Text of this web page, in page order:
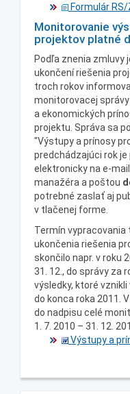
Formulár
Monitorovanie
projektov platné
Podľa znenia zmluvy
ukončení riešenia
troch rokov
monitorovacej
a ekonomických
projektu. Správa sa
"Výstupy a prínosy
predchádzajúci rok
elektronicky na e-
manažéra a poštou
potrebné zaslať aj
v tlačenej forme.
Termín
ukončenia riešenia
skončilo napr. v roku
31. 12., do správy za
výsledky, ktoré
do konca roka 2011.
do nadpisu celé
1. 7. 2010 – 31. 12.
Výstupy a